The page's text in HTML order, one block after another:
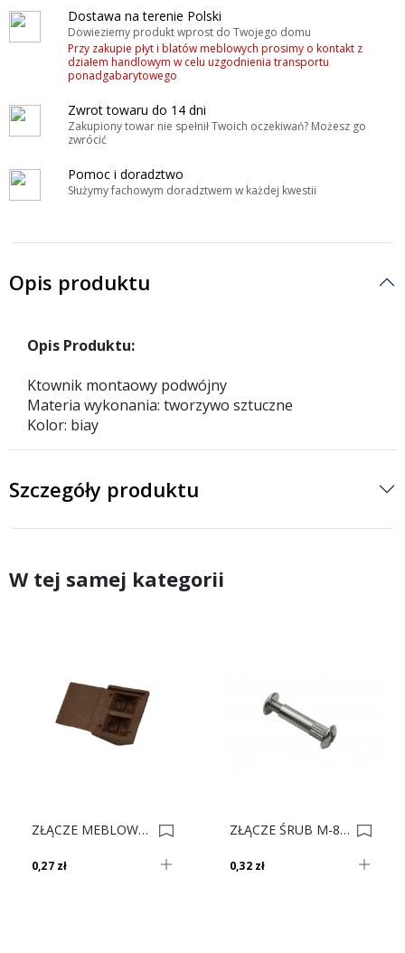
Dostawa na terenie Polski
Dowieziemy produkt wprost do Twojego domu
Przy zakupie płyt i blatów meblowych prosimy o kontakt z
działem handlowym w celu uzgodnienia transportu
ponadgabarytowego
Zwrot towaru do 14 dni
Zakupiony towar nie spełnił Twoich oczekiwań? Możesz go
zwrócić
Pomoc i doradztwo
Służymy fachowym doradztwem w każdej kwestii
Opis produktu
Opis Produktu:
Ktownik montaowy podwójny
Materia wykonania: tworzywo sztuczne
Kolor: biay
Szczegóły produktu
W tej samej kategorii
ZŁĄCZE MEBLOWE PODW PLASTIK DĄB Nr. 7 0001987
0,27 zł
ZŁĄCZE ŚRUB M-8 NIKIEL 0001231
0,32 zł